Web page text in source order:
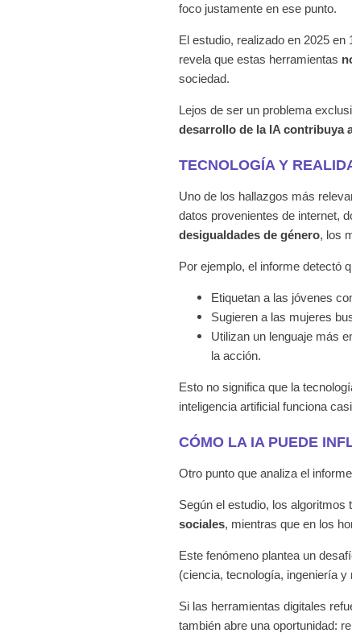
foco justamente en ese punto.
El estudio, realizado en 2025
revela que estas herramientas
sociedad.
Lejos de ser un problema
desarrollo de la IA contribuya
TECNOLOGÍA Y
Uno de los hallazgos más
datos provenientes de internet,
desigualdades de género, los
Por ejemplo, el informe detectó
Etiquetan a las jóvenes
Sugieren a las mujeres
Utilizan un lenguaje más
la acción.
Esto no significa que la
inteligencia artificial funciona
CÓMO LA IA PUEDE
Otro punto que analiza el
Según el estudio, los algoritmos
sociales, mientras que en los
Este fenómeno plantea un
(ciencia, tecnología, ingeniería y
Si las herramientas digitales
también abre una oportunidad: